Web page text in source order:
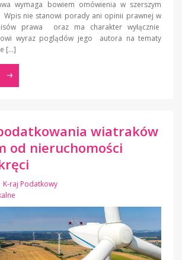
wymaga bowiem omówienia w szerszym
nie stanowi porady ani opinii prawnej w
prawa oraz ma charakter wyłącznie
wyraz poglądów jego autora na tematy
[…]
wiatraków
od nieruchomości
K-raj Podatkowy